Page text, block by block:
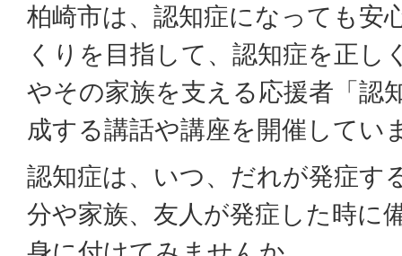
柏崎市は、認知症になっても安
くりを目指して、認知症を正し
やその家族を支える応援者「認
成する講話や講座を開催してい
認知症は、いつ、だれが発症す
分や家族、友人が発症した時に